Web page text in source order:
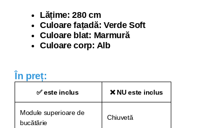
Lățime: 280 cm
Culoare fațadă: Verde Soft
Culoare blat: Marmură
Culoare corp: Alb
În preț:
✅ este inclus ❌ NU este inclus
Module superioare de
bucătărie
Chiuvetă